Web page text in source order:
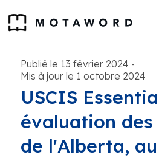
Publié le 13 février 2024 -
Mis à jour le 1 octobre 2024
USCIS
évaluation des
de l'Alberta,